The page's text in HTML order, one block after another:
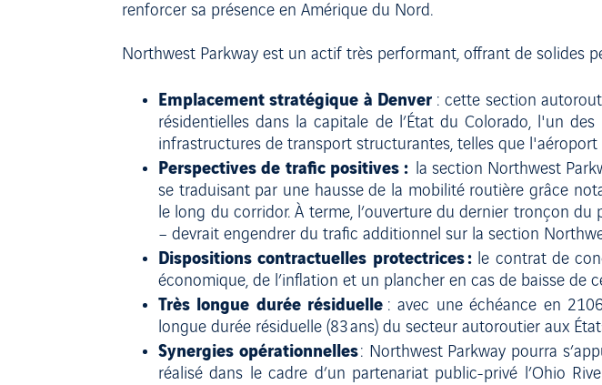
renforcer sa présence en Amérique du Nord.
Northwest Parkway est un actif très performant, offrant de solides
Emplacement stratégique à Denver : cette section
résidentielles dans la capitale de l’État du Colorado, l'un
infrastructures de transport structurantes, telles que
Perspectives de trafic positives : la section Northwest
se traduisant par une hausse de la mobilité routière grâce
le long du corridor. À terme, l’ouverture du dernier tronçon
– devrait engendrer du trafic additionnel sur la section
Dispositions contractuelles protectrices : le contrat de
économique, de l’inflation et un plancher en cas de baisse de
Très longue durée résiduelle : avec une échéance en
longue durée résiduelle (83 ans) du secteur autoroutier aux
Synergies opérationnelles: Northwest Parkway pourra
réalisé dans le cadre d’un partenariat public-privé l’Ohio